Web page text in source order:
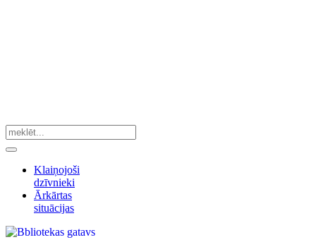
Klaiņojoši
dzīvnieki
Ārkārtas
situācijas